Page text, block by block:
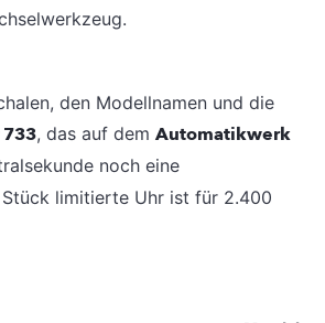
den Modellnamen und die
, das auf dem Automatikwerk
noch eine
limitierte Uhr ist für 2.400